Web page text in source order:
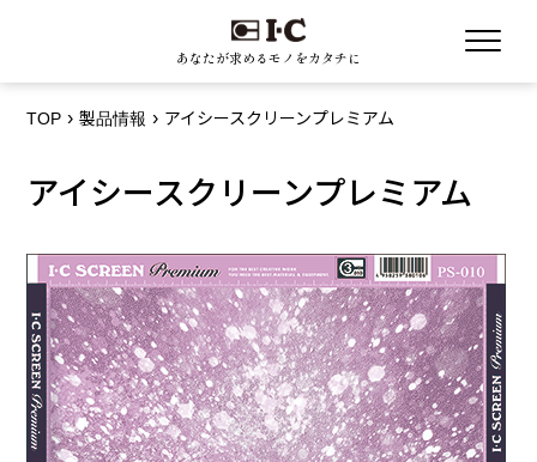
あなたが求めるモノをカタチに
TOP 製品情報 アイシースクリーンプレミアム
アイシースクリーンプレミアム